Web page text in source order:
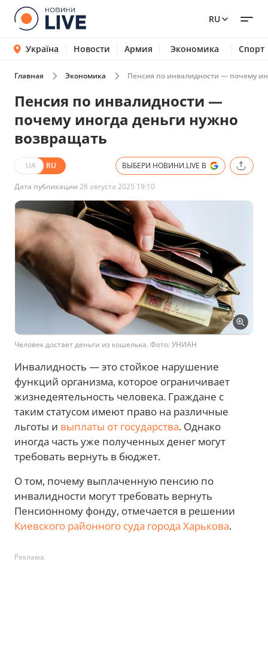
RU
Україна Новости Армия Экономика Спорт
Главная Экономика Пенсия по инвалидности — почему
Пенсия по инвалидности —
почему иногда деньги нужно
возвращать
UA RU ВЫБЕРИ НОВИНИ.LIVE В
Дата публикации 26 августа 2025 19:10
Человек достает деньги из кошелька. Фото: УНИАН
Инвалидность — это стойкое нарушение
функций организма, которое ограничивает
жизнедеятельность человека. Граждане с
таким статусом имеют право на различные
льготы и выплаты от государства. Однако
иногда часть уже полученных денег могут
требовать вернуть в бюджет.
О том, почему выплаченную пенсию по
инвалидности могут требовать вернуть
Пенсионному фонду, отмечается в решении
Киевского районного суда города Харькова.
Реклама